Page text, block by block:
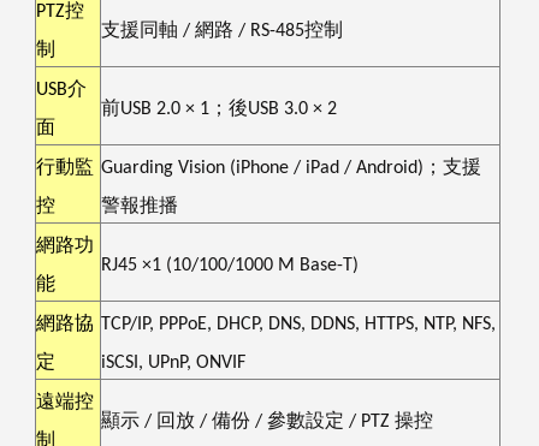
PTZ控
制
支援同軸 / 網路 / RS-485控制
USB介
面
前USB 2.0 × 1 ；後USB 3.0 × 2
行動監
控
Guarding Vision (iPhone / iPad / Android) ；支援
警報推播
網路功
能
RJ45 ×1 (10/100/1000 M Base-T)
網路協
定
TCP/IP, PPPoE, DHCP, DNS, DDNS, HTTPS, NTP, NFS,
iSCSI, UPnP, ONVIF
遠端控
制
顯示 / 回放 / 備份 / 參數設定 / PTZ 操控